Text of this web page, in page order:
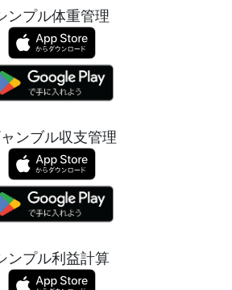
ンプル体重管理
ンブル収支管理
ンプル利益計算